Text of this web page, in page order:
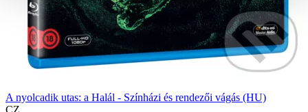
A nyolcadik utas: a Halál - Színházi és rendezői vágás (HU)